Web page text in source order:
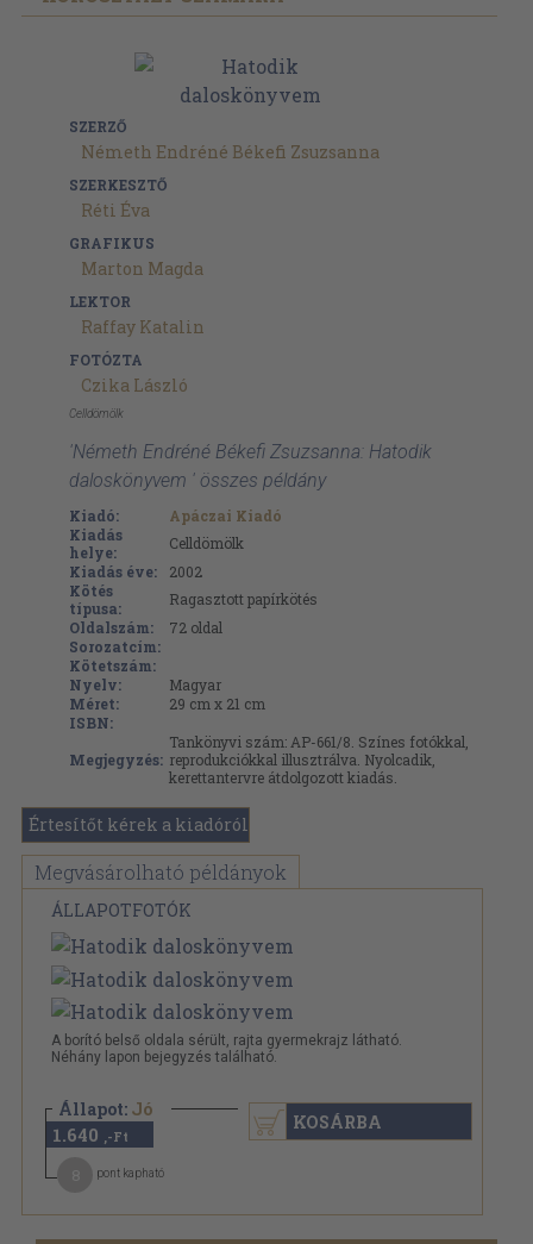
SZERZŐ
Németh Endréné Békefi Zsuzsanna
SZERKESZTŐ
Réti Éva
GRAFIKUS
Marton Magda
LEKTOR
Raffay Katalin
FOTÓZTA
Czika László
Celldömölk
'Németh Endréné Békefi Zsuzsanna: Hatodik
daloskönyvem ' összes példány
Kiadó:
Apáczai Kiadó
Kiadás
helye:
Celldömölk
Kiadás éve:
2002
Kötés
típusa:
Ragasztott papírkötés
Oldalszám:
72 oldal
Sorozatcím:
Kötetszám:
Nyelv:
Magyar
Méret:
29 cm x 21 cm
ISBN:
Megjegyzés:
Tankönyvi szám: AP-661/8. Színes fotókkal,
reprodukciókkal illusztrálva. Nyolcadik,
kerettantervre átdolgozott kiadás.
Értesítőt kérek a kiadóról
Megvásárolható példányok
ÁLLAPOTFOTÓK
A borító belső oldala sérült, rajta gyermekrajz látható.
Néhány lapon bejegyzés található.
Állapot: Jó
1.640 ,-Ft
pont kapható
KOSÁRBA